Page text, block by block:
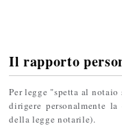
Il rapporto
Per legge "spetta al
dirigere personalmente
della legge notarile).